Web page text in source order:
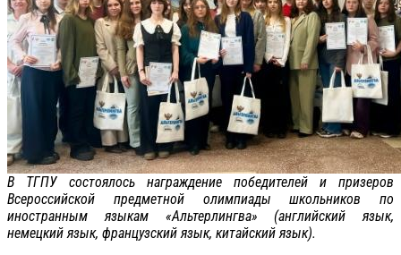
В ТГПУ состоялось награждение победителей и призеров
Всероссийской предметной олимпиады школьников по
иностранным языкам «Альтерлингва» (английский язык,
немецкий язык, французский язык, китайский язык).